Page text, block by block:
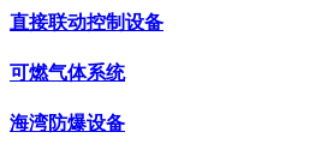
直接联动控制设备
可燃气体系统
海湾防爆设备